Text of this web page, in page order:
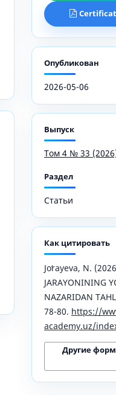
Опубликован
2026-05-06
Выпуск
Том 4 № 33
Раздел
Статьи
Как цитировать
Joʻrayeva, N.
JARAYONINING
NAZARIDAN
78-80. https://
academy.uz/
Другие